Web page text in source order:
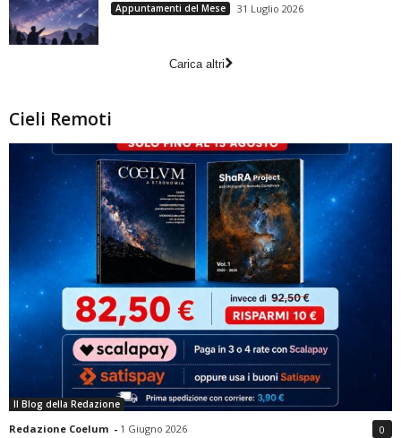
Appuntamenti del Mese 31 Luglio 2026
Carica altri
Cieli Remoti
Il Blog della Redazione
Redazione Coelum - 1 Giugno 2026 0